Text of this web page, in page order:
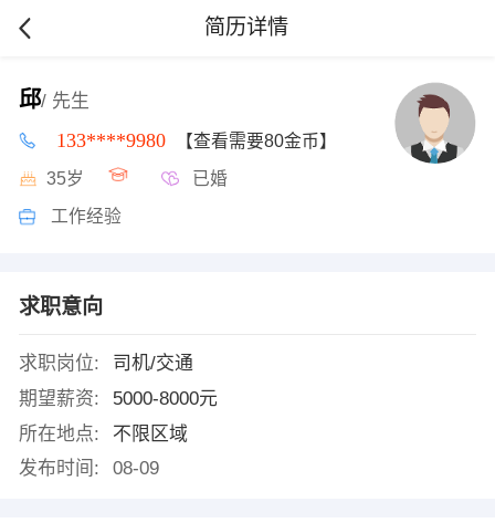
简历详情
邱/ 先生
133****9980 【查看需要80金币】
35岁 已婚
工作经验
求职意向
求职岗位:
司机/交通
期望薪资:
5000-8000元
所在地点:
不限区域
发布时间:
08-09